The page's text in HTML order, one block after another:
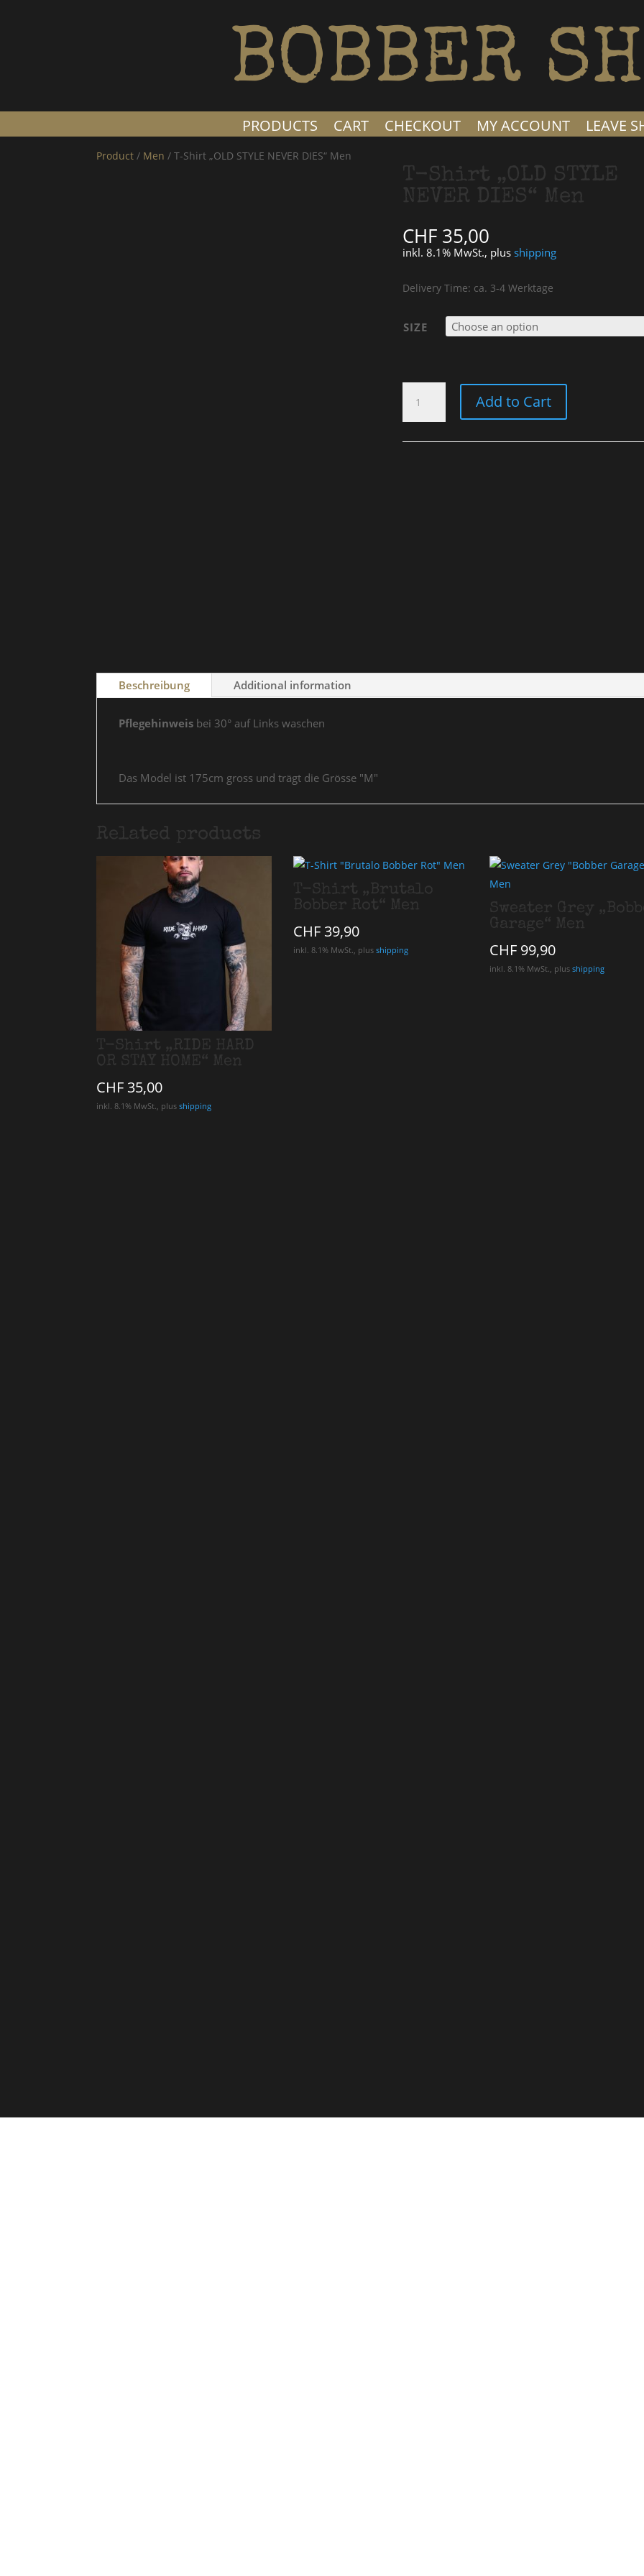
BOBBER
PRODUCTS CART CHECKOUT MY ACCOUNT LEAVE
Product / Men / T-Shirt „OLD STYLE NEVER DIES“ Men
T-Shirt „OLD STYLE
NEVER DIES“ Men
CHF35,00
inkl. 8.1% MwSt., plus shipping
Delivery Time: ca. 3-4 Werktage
SIZE
SHIRT
"OLD
STYLE
Add to Cart
Beschreibung Additional information
Pflegehinweis bei 30° auf Links waschen
Das Model ist 175cm gross und trägt die Grösse "M"
Related products
T-Shirt „RIDE HARD
OR STAY HOME“ Men
CHF 35,00
inkl. 8.1% MwSt., plusshipping
T-Shirt „Brutalo
Bobber Rot“ Men
CHF39,90
inkl. 8.1% MwSt., plus shipping
Sweater Grey
Garage“ Men
CHF 99,90
inkl. 8.1% MwSt., plusshipping